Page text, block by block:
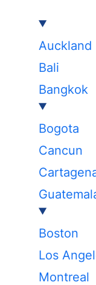
Auckland
Bali
Bangkok
Bogota
Cancun
Boston
Los
Montreal